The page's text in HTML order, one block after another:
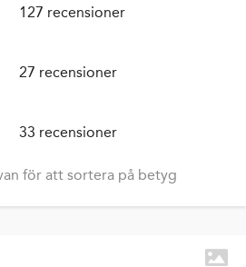
127 recensioner
27 recensioner
33 recensioner
för att sortera på betyg